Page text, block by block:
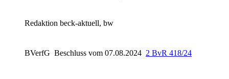
Redaktion beck-aktuell, bw
BVerfG Beschluss vom 07.08.2024 2 BvR 418/24